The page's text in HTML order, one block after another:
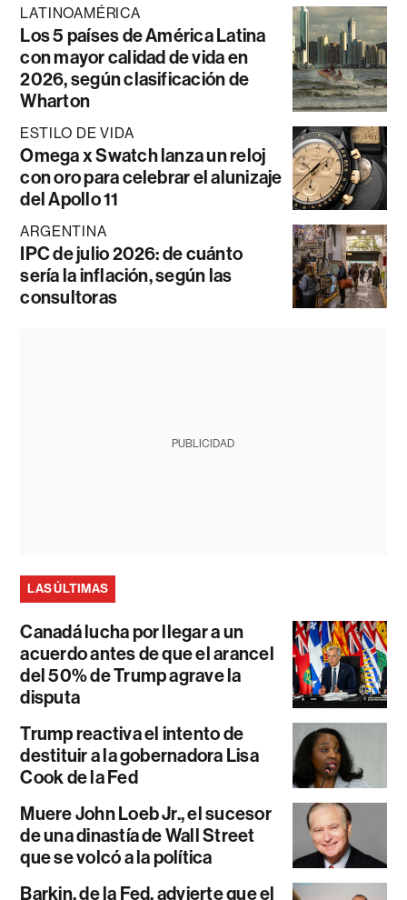
LATINOAMÉRICA
Los 5 países de América Latina
con mayor calidad de vida en
2026, según clasificación de
Wharton
ESTILO DE VIDA
Omega x Swatch lanza un reloj
con oro para celebrar el alunizaje
del Apollo 11
ARGENTINA
IPC de julio 2026: de cuánto
sería la inflación, según las
consultoras
PUBLICIDAD
LAS ÚLTIMAS
Canadá lucha por llegar a un
acuerdo antes de que el arancel
del 50% de Trump agrave la
disputa
Trump reactiva el intento de
destituir a la gobernadora Lisa
Cook de la Fed
Muere John Loeb Jr., el sucesor
de una dinastía de Wall Street
que se volcó a la política
Barkin, de la Fed, advierte que el